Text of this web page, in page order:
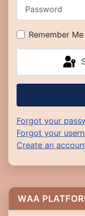
Remember Me
Forgot your
Forgot your
Create an
WAA